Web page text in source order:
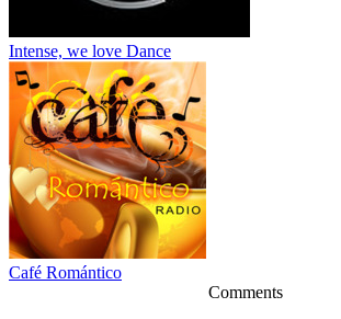
Intense, we love Dance
Café Romántico
Comments